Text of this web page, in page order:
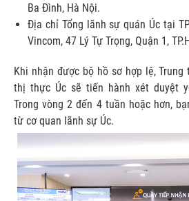
Ba Đình, Hà Nội.
Địa chỉ Tổng lãnh sự quán Úc tại
Vincom, 47 Lý Tự Trọng, Quận 1,
Khi nhận được bộ hồ sơ hợp lệ,
thị thực Úc sẽ tiến hành xét duyệt
Trong vòng 2 đến 4 tuần hoặc hơn,
từ cơ quan lãnh sự Úc.